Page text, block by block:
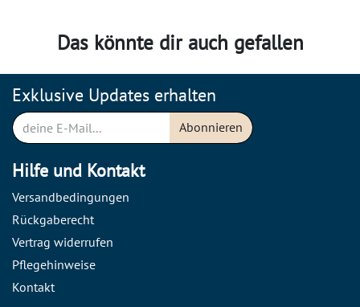
Das könnte dir auch gefallen
Hilfe und Kontakt
Versandbedingungen
Rückgaberecht
Vertrag widerrufen
Pflegehinweise
Kontakt
Exklusive Updates erhalten
Abonnieren